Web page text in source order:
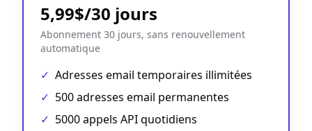
5,99$/30 jours
Abonnement 30 jours, sans renouvellement
automatique
✓ Adresses email temporaires illimitées
✓ 500 adresses email permanentes
✓ 5000 appels API quotidiens